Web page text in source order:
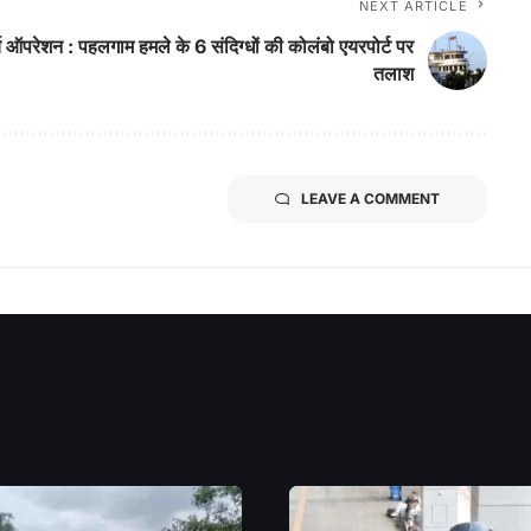
NEXT ARTICLE
ऑपरेशन : पहलगाम हमले के 6 संदिग्धों की कोलंबो एयरपोर्ट पर
तलाश
LEAVE A COMMENT